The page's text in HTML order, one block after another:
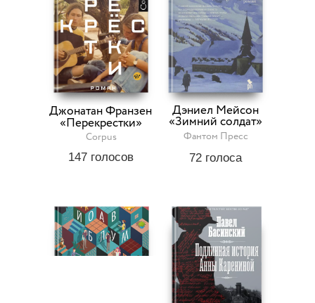
147 голосов
Джонатан Франзен
«Перекрестки»
Corpus
72 голоса
Дэниел Мейсон
«Зимний солдат»
Фантом Пресс